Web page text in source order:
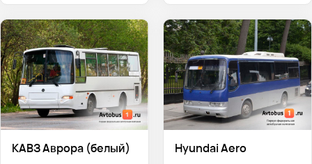
КАВЗ Аврора (белый)
Hyundai Aero